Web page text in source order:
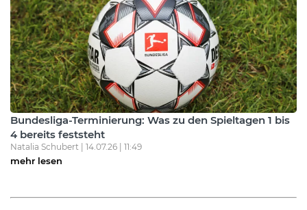
Bundesliga-Terminierung: Was zu den Spieltagen 1 bis
4 bereits feststeht
Natalia Schubert | 14.07.26 | 11:49
mehr lesen